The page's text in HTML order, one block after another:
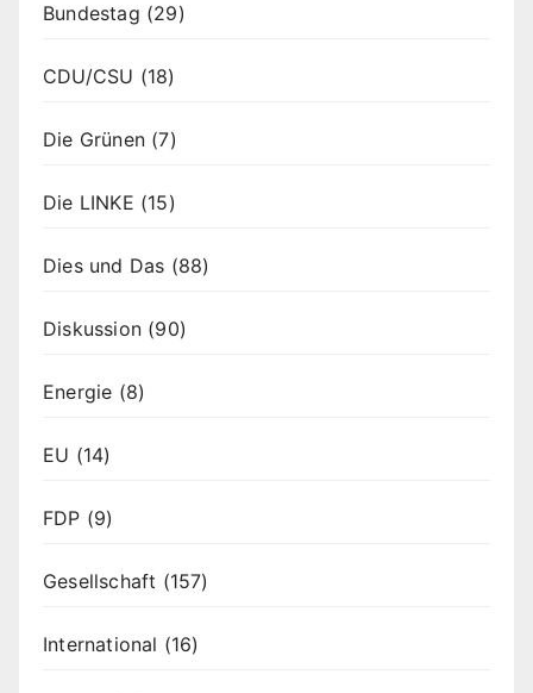
Bundestag (29)
CDU/CSU (18)
Die Grünen (7)
Die LINKE (15)
Dies und Das (88)
Diskussion (90)
Energie (8)
EU (14)
FDP (9)
Gesellschaft (157)
International (16)